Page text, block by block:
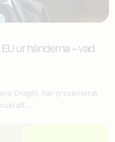
ur händerna – vad
Draghi, har presenterat